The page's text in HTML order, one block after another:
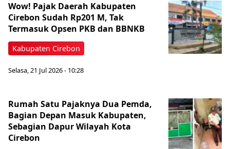
Kabupaten Cirebon
Wow! Pajak Daerah Kabupaten
Cirebon Sudah Rp201 M, Tak
Termasuk Opsen PKB dan BBNKB
Selasa, 21 Jul 2026 - 10:28
Rumah Satu Pajaknya Dua Pemda,
Bagian Depan Masuk Kabupaten,
Sebagian Dapur Wilayah Kota
Cirebon